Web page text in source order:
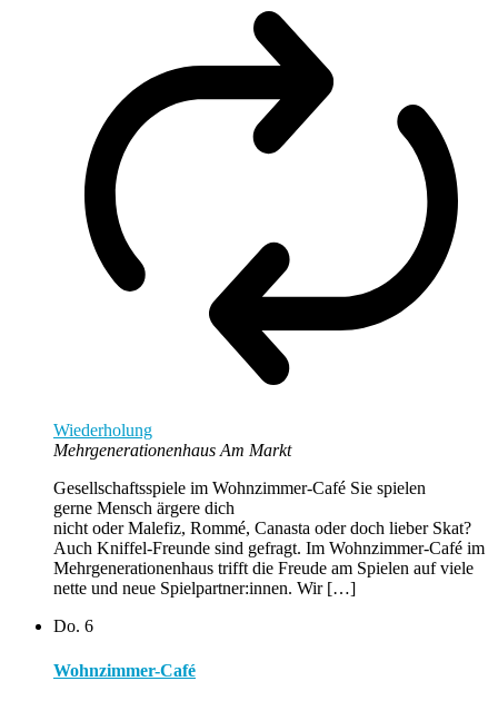
Wiederholung
Mehrgenerationenhaus Am Markt
Gesellschaftsspiele im Wohnzimmer-Café Sie spielen
gerne Mensch ärgere dich
nicht oder Malefiz, Rommé, Canasta oder doch lieber Skat?
Auch Kniffel-Freunde sind gefragt. Im Wohnzimmer-Café im
Mehrgenerationenhaus trifft die Freude am Spielen auf viele
nette und neue Spielpartner:innen. Wir […]
Do. 6
Wohnzimmer-Café